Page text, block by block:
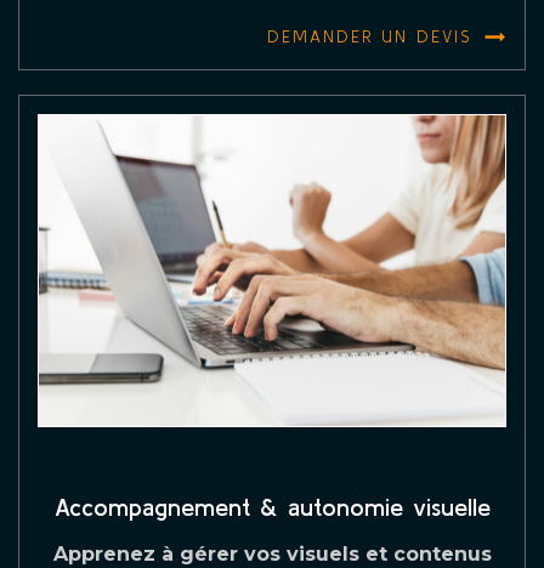
DEMANDER UN DEVIS
Accompagnement & autonomie visuelle
Apprenez à gérer vos visuels et contenus